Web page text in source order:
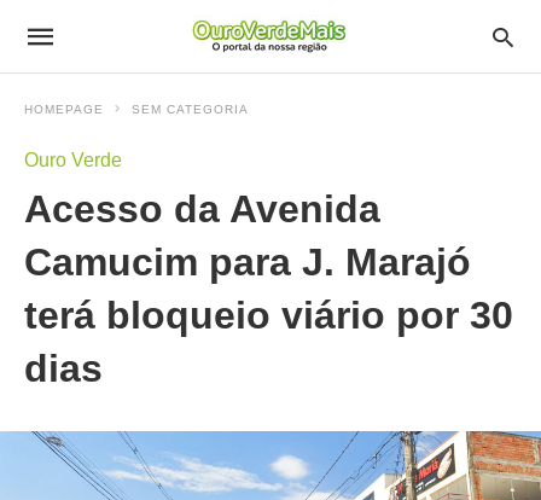
HOMEPAGE SEM CATEGORIA
Ouro Verde
Acesso da Avenida
Camucim para J. Marajó
terá bloqueio viário por 30
dias